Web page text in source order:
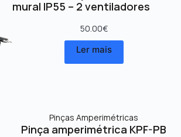
mural IP55 – 2 ventiladores
50.00€
Ler mais
Pinças Amperimétricas
Pinça amperimétrica KPF-PB